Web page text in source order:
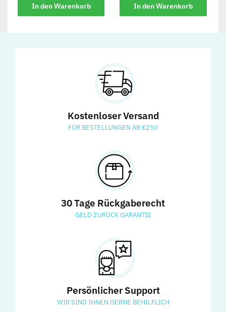
In den Warenkorb In den Warenkorb
Kostenloser Versand
FÜR BESTELLUNGEN AB €250
30 Tage Rückgaberecht
GELD ZURÜCK GARANTIE
Persönlicher Support
WIR SIND IHNEN GERNE BEHILFLICH